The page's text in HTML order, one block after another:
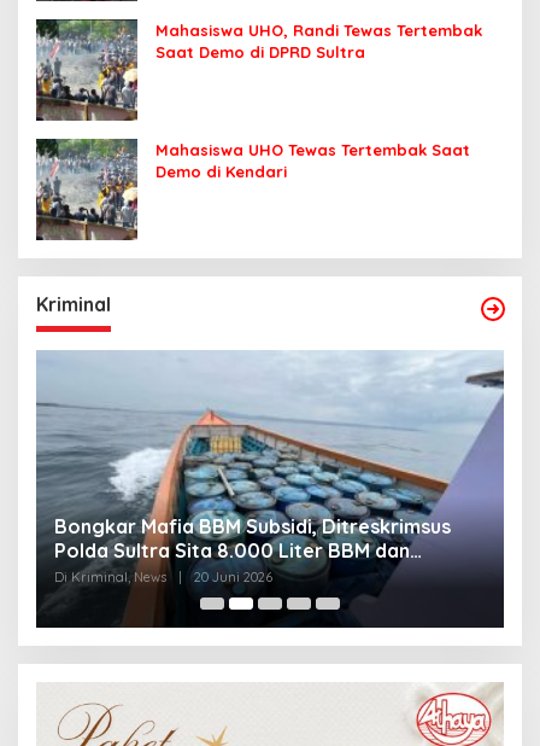
Mahasiswa UHO, Randi Tewas Tertembak
Saat Demo di DPRD Sultra
Mahasiswa UHO Tewas Tertembak Saat
Demo di Kendari
Kriminal
Bongkar Mafia BBM Subsidi, Ditreskrimsus
Polda Sultra Sita 8.000 Liter BBM dan
Ringkus 3 Tersangka
Di Kriminal, News 20 Juni 2026